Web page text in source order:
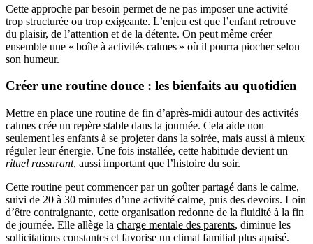
Cette approche par besoin permet de ne pas imposer une activité
trop structurée ou trop exigeante. L’enjeu est que l’enfant retrouve
du plaisir, de l’attention et de la détente. On peut même créer
ensemble une « boîte à activités calmes » où il pourra piocher selon
son humeur.
Créer une routine douce : les bienfaits au quotidien
Mettre en place une routine de fin d’après-midi autour des activités
calmes crée un repère stable dans la journée. Cela aide non
seulement les enfants à se projeter dans la soirée, mais aussi à mieux
réguler leur énergie. Une fois installée, cette habitude devient un
rituel rassurant, aussi important que l’histoire du soir.
Cette routine peut commencer par un goûter partagé dans le calme,
suivi de 20 à 30 minutes d’une activité calme, puis des devoirs. Loin
d’être contraignante, cette organisation redonne de la fluidité à la fin
de journée. Elle allège la charge mentale des parents, diminue les
sollicitations constantes et favorise un climat familial plus apaisé.